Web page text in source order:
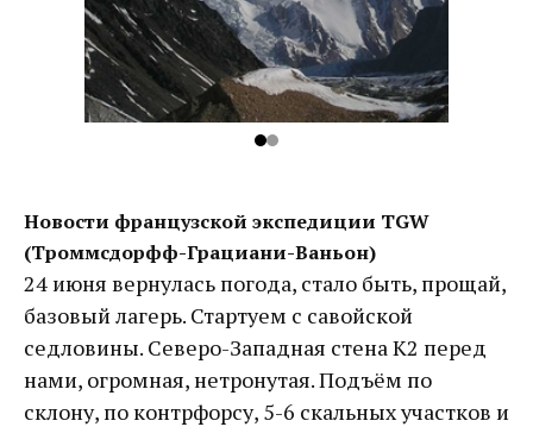
Новости французской экспедиции TGW
(Троммсдорфф-Грациани-Ваньон)
24 июня вернулась погода, стало быть, прощай,
базовый лагерь. Стартуем с савойской
седловины. Северо-Западная стена К2 перед
нами, огромная, нетронутая. Подъём по
склону, по контрфорсу, 5-6 скальных участков и